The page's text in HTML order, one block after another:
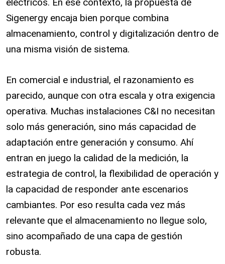
Sigenergy encaja bien porque combina
almacenamiento, control y digitalización dentro de
una misma visión de sistema.
En comercial e industrial, el razonamiento es
parecido, aunque con otra escala y otra exigencia
operativa. Muchas instalaciones C&I no necesitan
solo más generación, sino más capacidad de
adaptación entre generación y consumo. Ahí
entran en juego la calidad de la medición, la
estrategia de control, la flexibilidad de operación y
la capacidad de responder ante escenarios
cambiantes. Por eso resulta cada vez más
relevante que el almacenamiento no llegue solo,
sino acompañado de una capa de gestión
robusta.